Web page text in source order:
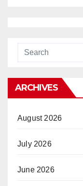
ARCHIVES
August 2026
July 2026
June 2026